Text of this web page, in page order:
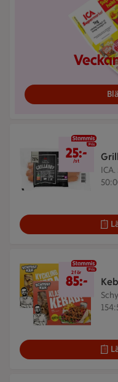
25 kr/st
25:-
/st
2 för 85 kr
2 för
85:-